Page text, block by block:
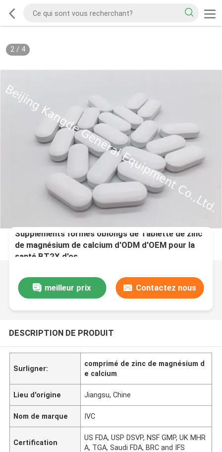
2/ 4
Suppléments formés oblongs de Tablette de zinc
de magnésium de calcium d'ODM d'OEM pour la
santé BT2X d'os
meilleur prix Contactez nous
DESCRIPTION DE PRODUIT
Surligner:
comprimé de zinc de magnésium d
e calcium
Lieu d'origine Jiangsu, Chine
Nom de marque IVC
Certification
US FDA, USP DSVP, NSF GMP, UK MHR
A, TGA, Saudi FDA, BRC and IFS